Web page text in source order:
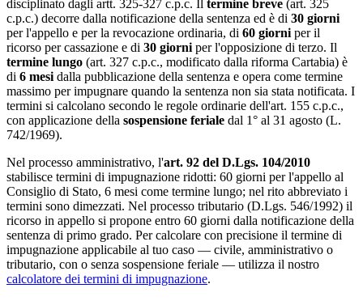
disciplinato dagli artt. 325-327 c.p.c. Il termine breve (art. 325
c.p.c.) decorre dalla notificazione della sentenza ed è di 30 giorni
per l'appello e per la revocazione ordinaria, di 60 giorni per il
ricorso per cassazione e di 30 giorni per l'opposizione di terzo. Il
termine lungo (art. 327 c.p.c., modificato dalla riforma Cartabia) è
di 6 mesi dalla pubblicazione della sentenza e opera come termine
massimo per impugnare quando la sentenza non sia stata notificata. I
termini si calcolano secondo le regole ordinarie dell'art. 155 c.p.c.,
con applicazione della sospensione feriale dal 1° al 31 agosto (L.
742/1969).
Nel processo amministrativo, l'art. 92 del D.Lgs. 104/2010
stabilisce termini di impugnazione ridotti: 60 giorni per l'appello al
Consiglio di Stato, 6 mesi come termine lungo; nel rito abbreviato i
termini sono dimezzati. Nel processo tributario (D.Lgs. 546/1992) il
ricorso in appello si propone entro 60 giorni dalla notificazione della
sentenza di primo grado. Per calcolare con precisione il termine di
impugnazione applicabile al tuo caso — civile, amministrativo o
tributario, con o senza sospensione feriale — utilizza il nostro
calcolatore dei termini di impugnazione.